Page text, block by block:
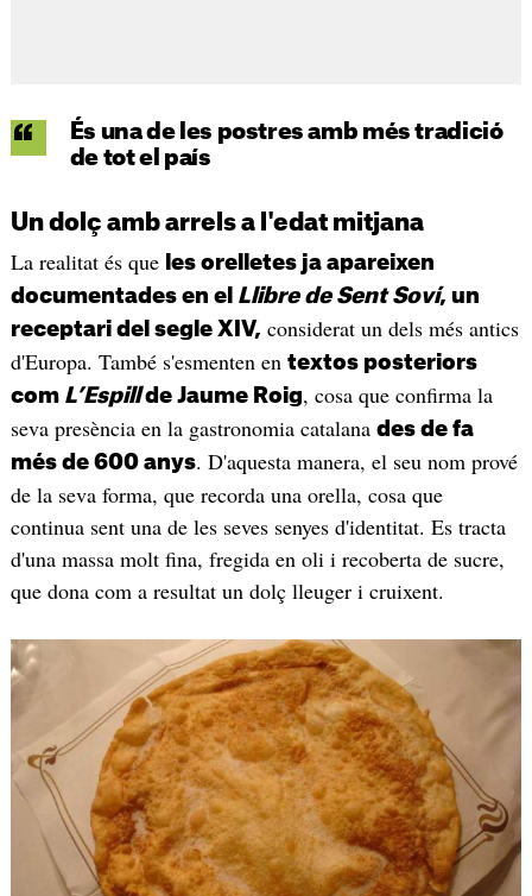
És una de les postres amb més tradició
de tot el país
Un dolç amb arrels a l'edat mitjana
La realitat és que les orelletes ja apareixen
documentades en el Llibre de Sent Soví, un
receptari del segle XIV, considerat un dels més antics
d'Europa. També s'esmenten en textos posteriors
com L’Espillde Jaume Roig, cosa que confirma la
seva presència en la gastronomia catalana des de fa
més de 600 anys. D'aquesta manera, el seu nom prové
de la seva forma, que recorda una orella, cosa que
continua sent una de les seves senyes d'identitat. Es tracta
d'una massa molt fina, fregida en oli i recoberta de sucre,
que dona com a resultat un dolç lleuger i cruixent.